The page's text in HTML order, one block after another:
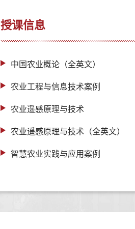
授课信息
中国农业概论（全英文）
农业工程与信息技术案例
农业遥感原理与技术
农业遥感原理与技术（全英文）
智慧农业实践与应用案例